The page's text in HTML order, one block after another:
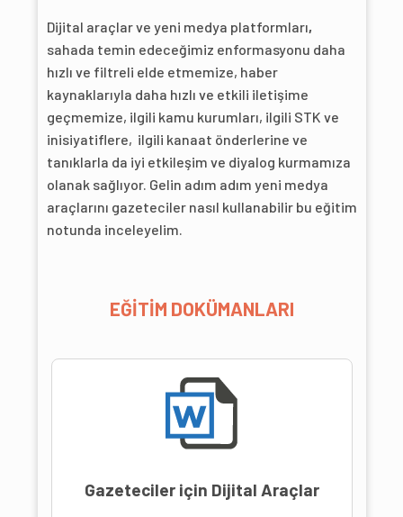
Dijital araçlar ve yeni medya platformları,
sahada temin edeceğimiz enformasyonu daha
hızlı ve filtreli elde etmemize, haber
kaynaklarıyla daha hızlı ve etkili iletişime
geçmemize, ilgili kamu kurumları, ilgili STK ve
inisiyatiflere, ilgili kanaat önderlerine ve
tanıklarla da iyi etkileşim ve diyalog kurmamıza
olanak sağlıyor. Gelin adım adım yeni medya
araçlarını gazeteciler nasıl kullanabilir bu eğitim
notunda inceleyelim.
EĞİTİM DOKÜMANLARI
Gazeteciler için Dijital Araçlar